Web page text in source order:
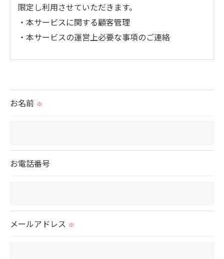
限定し利用させていただきます。
・本サービスに関する顧客管理
・本サービスの運営上必要な事項のご連絡
られた場合を除き、
当社では、利用目的の達成に必要な範囲において、
お名前 ※
お電話番号
メールアドレス ※